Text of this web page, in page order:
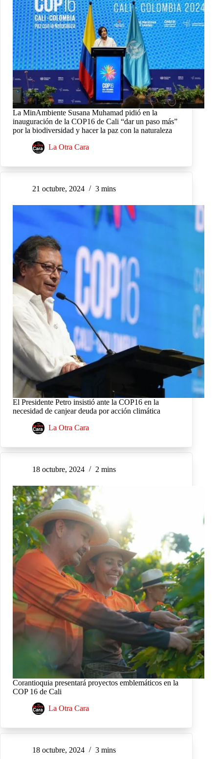
La MinAmbiente Susana Muhamad pidió en la
inauguración de la COP16 de Cali “dar un paso más”
por la biodiversidad y hacer la paz con la naturaleza
La Otra Cara
21 octubre, 2024 3 mins
El Presidente Petro insistió ante la COP16 en la
necesidad de canjear deuda por acción climática
La Otra Cara
18 octubre, 2024 2 mins
Corantioquia presentará proyectos emblemáticos en la
COP 16 de Cali
La Otra Cara
18 octubre, 2024 3 mins